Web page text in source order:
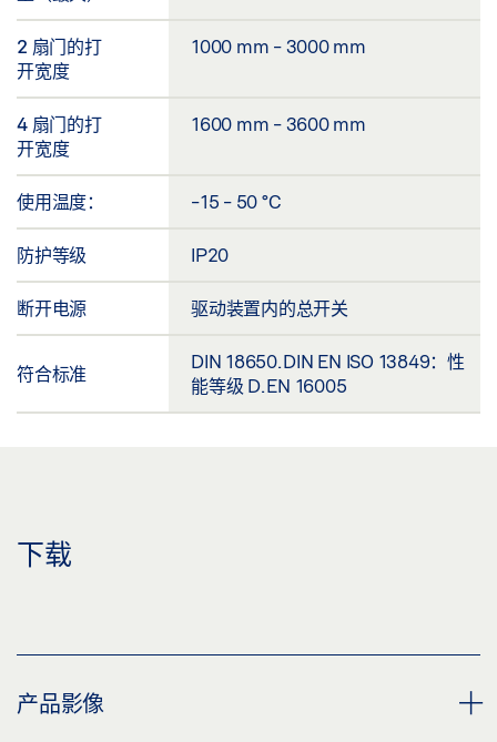
2 扇门的打
开宽度
1000 mm - 3000 mm
4 扇门的打
开宽度
1600 mm - 3600 mm
使用温度： -15 - 50 °C
防护等级 IP20
断开电源 驱动装置内的总开关
符合标准
DIN 18650. DIN EN ISO 13849：性
能等级 D. EN 16005
下载
产品影像